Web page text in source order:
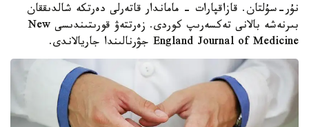
نۇر-سۇلتان. قازاقپارات - ماماندار قاتەرلى دەرتكە شالدىققان
بىرنەشە بالانى تەكسەرىپ كوردى. زەرتتەۋ قورىتىندىسى New
England Journal of Medicine جۋرنالىندا جاريالاندى.